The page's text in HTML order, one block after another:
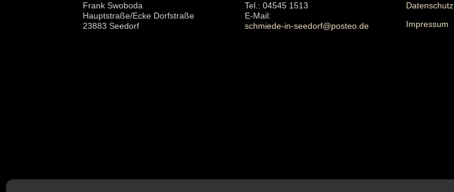
Frank Swoboda
Hauptstraße/Ecke Dorfstraße
23883 Seedorf
Tel.: 04545 1513
E-Mail:
schmiede-in-seedorf@posteo.de
Datenschutz
Impressum